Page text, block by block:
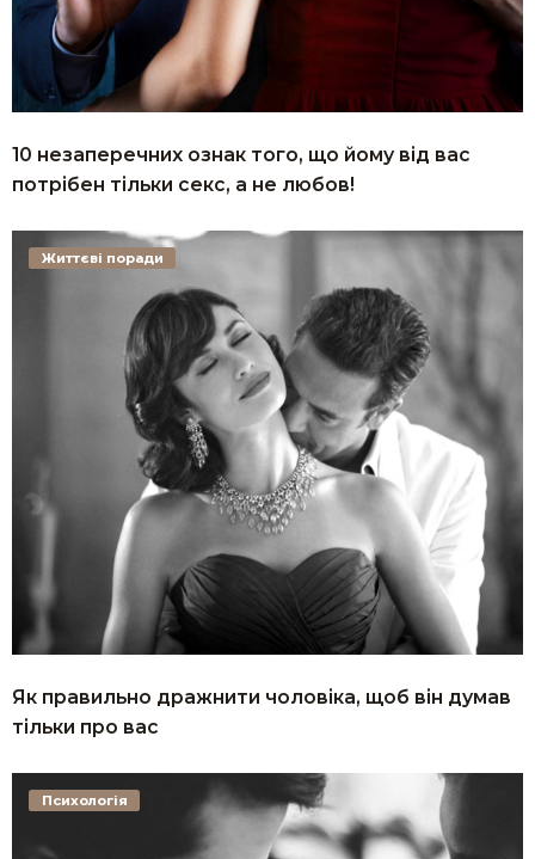
10 незаперечних ознак того, що йому від вас
потрібен тільки ceкс, а не любов!
Як правильно дражнити чоловіка, щоб він думав
тільки про вас
Життєві поради
Психологія